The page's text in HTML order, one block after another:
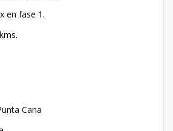
en fase 1.
Cana